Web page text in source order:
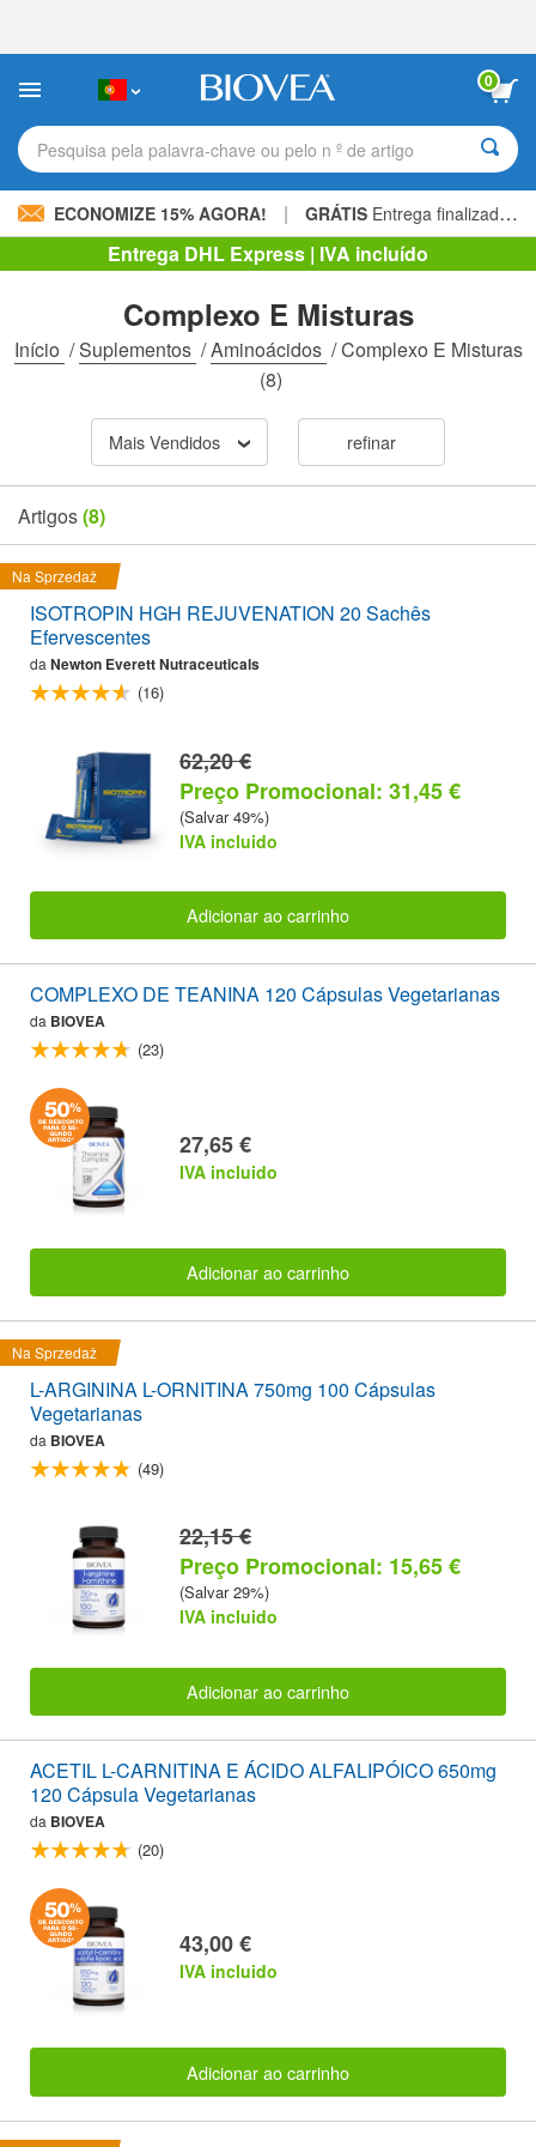
site
um
de
acessibilidade.
0
Pesquisa pela palavra-chave ou pelo n º de artigo
ECONOMIZE 15% AGORA! | GRÁTIS Entrega finalizada 60,00 € »
Entrega DHL Express | IVA incluído
Complexo E Misturas
Início /Suplementos /Aminoácidos /Complexo E Misturas
(8)
Mais Vendidos refinar
Artigos(8)
Na Sprzedaż
ISOTROPIN HGH REJUVENATION 20 Sachês
Efervescentes
daNewton Everett Nutraceuticals
(16)
62,20 €
Preço Promocional: 31,45 €
(Salvar 49%)
IVA incluido
Adicionar ao carrinho
COMPLEXO DE TEANINA 120 Cápsulas Vegetarianas
da BIOVEA
(23)
27,65 €
IVA incluido
Adicionar ao carrinho
Na Sprzedaż
L-ARGININA L-ORNITINA 750mg 100 Cápsulas
Vegetarianas
da BIOVEA
(49)
22,15 €
Preço Promocional: 15,65 €
(Salvar 29%)
IVA incluido
Adicionar ao carrinho
ACETIL L-CARNITINA E ÁCIDO ALFALIPÓICO 650mg
120 Cápsula Vegetarianas
da BIOVEA
(20)
43,00 €
IVA incluido
Adicionar ao carrinho